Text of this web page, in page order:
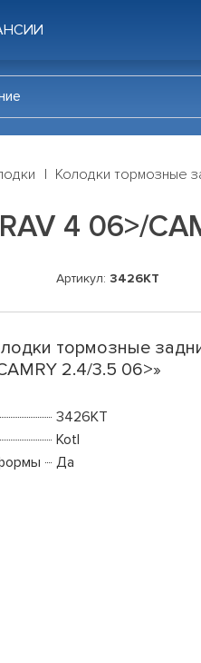
Колодки тормозные
4 06>/
Артикул: 3426KT
тормозные
2.4/3.5 06>»
3426KT
Kotl
Да